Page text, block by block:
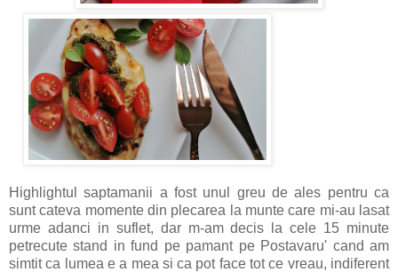
Highlightul saptamanii a fost unul greu de ales pentru ca
sunt cateva momente din plecarea la munte care mi-au lasat
urme adanci in suflet, dar m-am decis la cele 15 minute
petrecute stand in fund pe pamant pe Postavaru' cand am
simtit ca lumea e a mea si ca pot face tot ce vreau, indiferent